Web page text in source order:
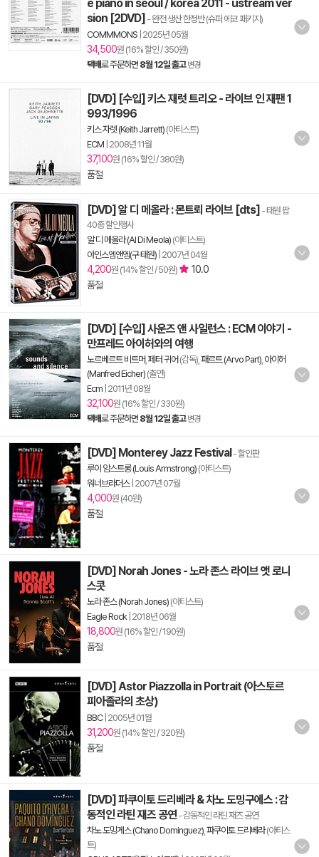
e piano in seoul / korea 2011 - ustream ver
sion [2DVD] - 완전 생산 한정반 (슈퍼 에코 패키지)
COMMMONS 2025년 05월
34,500원 (16% 할인 / 350원)
택배로 주문하면 8월 12일 출고 변경
[DVD] [수입] 키스 재럿 트리오 - 라이브 인 재팬 1
993/1996
키스 자렛 (Keith Jarrett) (아티스트)
ECM 2008년 11월
37,100원 (16% 할인 / 380원)
품절
[DVD] 알 디 메올라 : 몬트뢰 라이브 [dts] - 태원 팝
40종 할인행사
알 디 메올라 (Al Di Meola) (아티스트)
아인스엠앤엠(구 태원) 2007년 04월
4,200원 (14% 할인 / 50원)
10.0
품절
[DVD] [수입] 사운즈 앤 사일런스 : ECM 이야기 -
만프레드 아이허와의 여행
노르베르트 비트머 페터 귀어 (감독), 패르트 (Arvo Part) 아이허
(Manfred Eicher) (출연)
Ecm 2011년 08월
32,100원 (16% 할인 / 330원)
택배로 주문하면 8월 12일 출고 변경
[DVD] Monterey Jazz Festival - 할인판
루이 암스트롱 (Louis Armstrong) (아티스트)
워너브라더스| 2007년 07월
4,000원 (40원)
품절
[DVD] Norah Jones - 노라 존스 라이브 앳 로니
스콧
노라 존스 (Norah Jones) (아티스트)
Eagle Rock| 2018년 06월
18,800원 (16% 할인 / 190원)
품절
[DVD] Astor Piazzolla in Portrait (아스토르
피아졸라의 초상)
BBC| 2005년 01월
31,200원 (14% 할인 / 320원)
품절
[DVD] 파쿠이토 드리베라 & 차노 도밍구에스 : 감
동적인 라틴 재즈 공연- 감동적인 라틴 재즈 공연
차노 도밍게스 (Chano Dominguez) 파쿠이토 드리베라(아티스
트)